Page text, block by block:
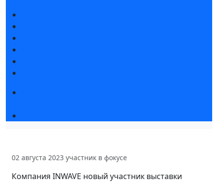
02 августа 2023 участник в фокусе
Компания INWAVE новый участник выставки